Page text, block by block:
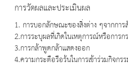
การวัดผลและประเมินผล
1. การบอกลักษณะของสิ่งต่าง ๆจากการ
2.การระบุผลที่เกิดในเหตุการณ์หรือการก
3.การกล้าพูดกล้าแสดงออก
4.ความกระตือรือร้นในการเข้าร่วมกิจกร